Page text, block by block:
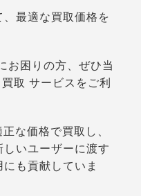
最適な買取価格を
お困りの方、ぜひ当
取 サービスをご利
な価格で買取し、
いユーザーに渡す
も貢献していま